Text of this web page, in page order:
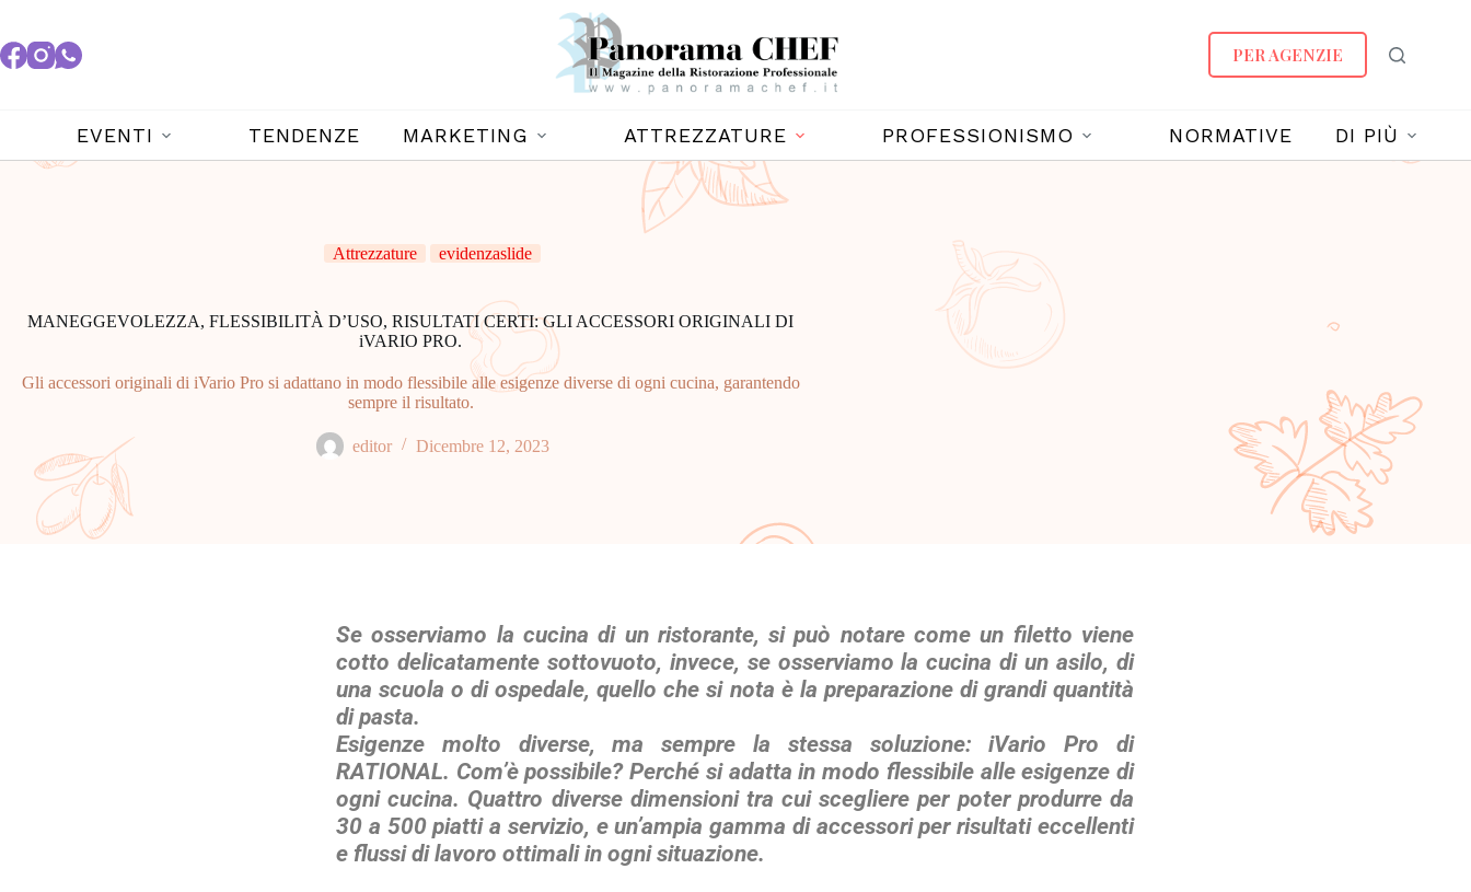
PER AGENZIE
EVENTI TENDENZE MARKETING ATTREZZATURE PROFESSIONISMO NORMATIVE DI PIÙ
Attrezzature evidenzaslide
MANEGGEVOLEZZA, FLESSIBILITÀ D’USO, RISULTATI CERTI: GLI ACCESSORI ORIGINALI DI
iVARIO PRO.
Gli accessori originali di iVario Pro si adattano in modo flessibile alle esigenze diverse di ogni cucina, garantendo
sempre il risultato.
editor Dicembre 12, 2023
Se osserviamo la cucina di un ristorante, si può notare come un filetto viene
cotto delicatamente sottovuoto, invece, se osserviamo la cucina di un asilo, di
una scuola o di ospedale, quello che si nota è la preparazione di grandi quantità
di pasta.
Esigenze molto diverse, ma sempre la stessa soluzione: iVario Pro di
RATIONAL. Com’è possibile? Perché si adatta in modo flessibile alle esigenze di
ogni cucina. Quattro diverse dimensioni tra cui scegliere per poter produrre da
30 a 500 piatti a servizio, e un’ampia gamma di accessori per risultati eccellenti
e flussi di lavoro ottimali in ogni situazione.